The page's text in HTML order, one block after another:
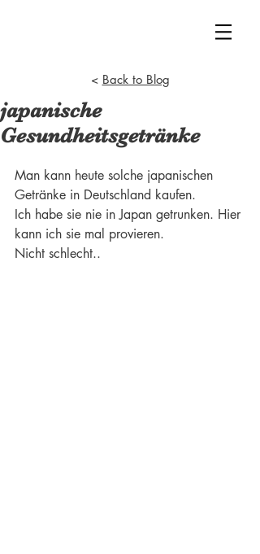
< Back to Blog
japanische
Gesundheitsgetränke
Man kann heute solche japanischen
Getränke in Deutschland kaufen.
Ich habe sie nie in Japan getrunken. Hier
kann ich sie mal provieren.
Nicht schlecht..